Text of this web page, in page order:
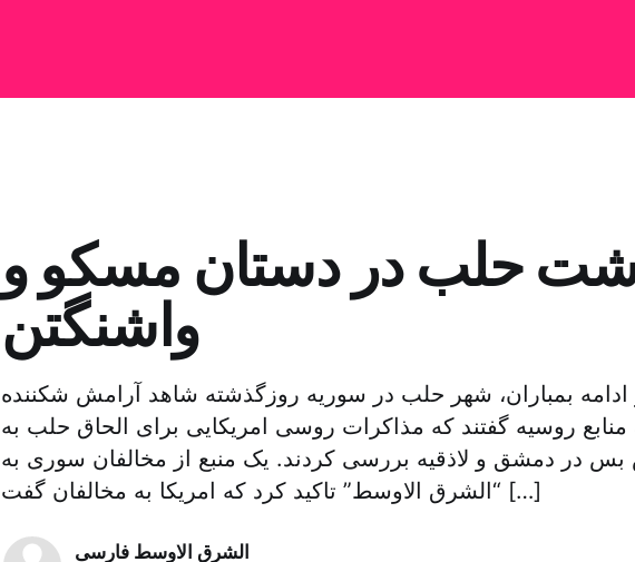
حلب در دستان مسکو و
واشنگتن
روز از ادامه بمباران، شهر حلب در سوریه روزگذشته شاهد آرامش شکننده
منابع روسیه گفتند که مذاکرات روسی امریکایی برای الحاق حلب به
در دمشق و لاذقیه بررسی کردند. یک منبع از مخالفان سوری به
“الشرق الاوسط” تاکید کرد که امریکا به مخالفان گفت […]
الشرق الاوسط فارسی